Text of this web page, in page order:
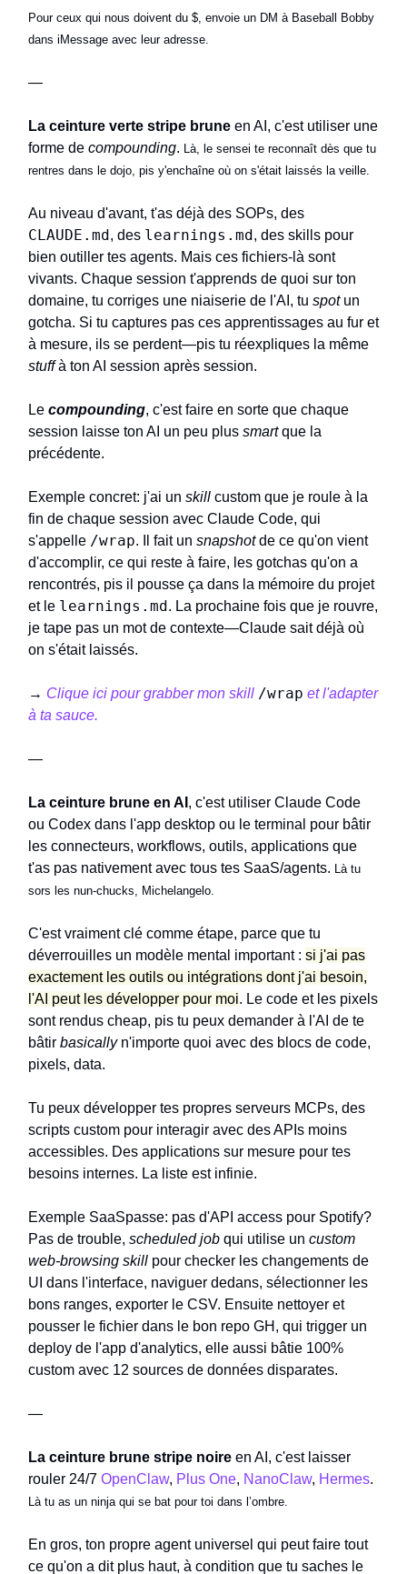
Pour ceux qui nous doivent du $, envoie un DM à Baseball Bobby
dans iMessage avec leur adresse.
—
La ceinture verte stripe brune en AI, c'est utiliser une
forme de compounding. Là, le sensei te reconnaît dès que tu
rentres dans le dojo, pis y'enchaîne où on s'était laissés la veille.
Au niveau d'avant, t'as déjà des SOPs, des
CLAUDE.md , des learnings.md , des skills pour
bien outiller tes agents. Mais ces fichiers-là sont
vivants. Chaque session t'apprends de quoi sur ton
domaine, tu corriges une niaiserie de l'AI, tu spotun
gotcha. Si tu captures pas ces apprentissages au fur et
à mesure, ils se perdent—pis tu réexpliques la même
stuffà ton AI session après session.
Le compounding, c'est faire en sorte que chaque
session laisse ton AI un peu plus smartque la
précédente.
Exemple concret: j'ai un skill custom que je roule à la
fin de chaque session avec Claude Code, qui
s'appelle /wrap. Il fait un snapshotde ce qu'on vient
d'accomplir, ce qui reste à faire, les gotchas qu'on a
rencontrés, pis il pousse ça dans la mémoire du projet
et le learnings.md . La prochaine fois que je rouvre,
je tape pas un mot de contexte—Claude sait déjà où
on s'était laissés.
→ Clique ici pour grabber mon skill /wrap et l'adapter
à ta sauce.
—
La ceinture brune en AI , c'est utiliser Claude Code
ou Codex dans l'app desktop ou le terminal pour bâtir
les connecteurs, workflows, outils, applications que
t'as pas nativement avec tous tes SaaS/agents. Là tu
sors les nun-chucks, Michelangelo.
C'est vraiment clé comme étape, parce que tu
déverrouilles un modèle mental important : si j'ai pas
exactement les outils ou intégrations dont j'ai besoin,
l'AI peut les développer pour moi. Le code et les pixels
sont rendus cheap, pis tu peux demander à l'AI de te
bâtir basicallyn'importe quoi avec des blocs de code,
pixels, data.
Tu peux développer tes propres serveurs MCPs, des
scripts custom pour interagir avec des APIs moins
accessibles. Des applications sur mesure pour tes
besoins internes. La liste est infinie.
Exemple SaaSpasse: pas d'API access pour Spotify?
Pas de trouble, scheduled job qui utilise un custom
web-browsing skill pour checker les changements de
UI dans l'interface, naviguer dedans, sélectionner les
bons ranges, exporter le CSV. Ensuite nettoyer et
pousser le fichier dans le bon repo GH, qui trigger un
deploy de l'app d'analytics, elle aussi bâtie 100%
custom avec 12 sources de données disparates.
—
La ceinture brune stripe noire en AI, c'est laisser
rouler 24/7 OpenClaw, Plus One, NanoClaw, Hermes.
Là tu as un ninja qui se bat pour toi dans l’ombre.
En gros, ton propre agent universel qui peut faire tout
ce qu'on a dit plus haut, à condition que tu saches le